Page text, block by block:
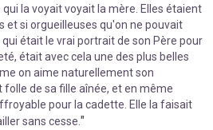
qui la voyait voyait la mère. Elles étaient
et si orgueilleuses qu'on ne pouvait
était le vrai portrait de son Père pour
était avec cela une des plus belles
on aime naturellement son
de sa fille aînée, et en même
pour la cadette. Elle la faisait
sans cesse. "